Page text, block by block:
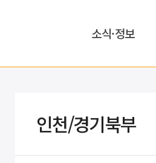
소식·정보
인천/경기북부